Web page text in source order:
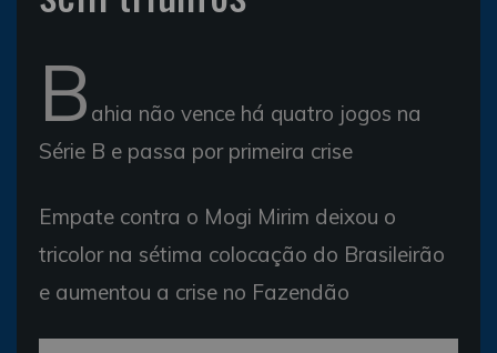
B ahia não vence há quatro jogos na
Série B e passa por primeira crise
Empate contra o Mogi Mirim deixou o
tricolor na sétima colocação do Brasileirão
e aumentou a crise no Fazendão